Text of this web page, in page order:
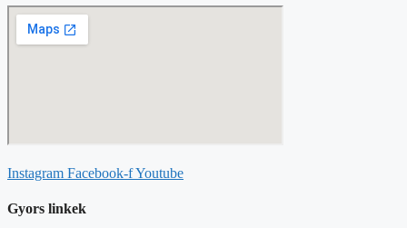
Instagram Facebook-fYoutube
Gyors linkek